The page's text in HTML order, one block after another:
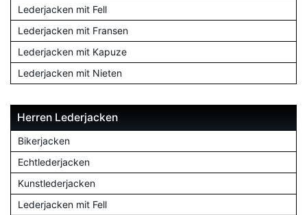
Lederjacken mit Fell
Lederjacken mit Fransen
Lederjacken mit Kapuze
Lederjacken mit Nieten
Herren Lederjacken
Bikerjacken
Echtlederjacken
Kunstlederjacken
Lederjacken mit Fell